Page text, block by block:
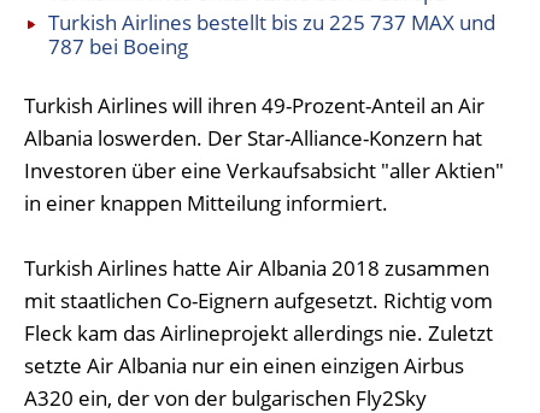
Turkish Airlines bestellt bis zu 225 737 MAX und
787 bei Boeing
Turkish Airlines will ihren 49-Prozent-Anteil an Air
Albania loswerden. Der Star-Alliance-Konzern hat
Investoren über eine Verkaufsabsicht "aller Aktien"
in einer knappen Mitteilung informiert.
Turkish Airlines hatte Air Albania 2018 zusammen
mit staatlichen Co-Eignern aufgesetzt. Richtig vom
Fleck kam das Airlineprojekt allerdings nie. Zuletzt
setzte Air Albania nur ein einen einzigen Airbus
A320 ein, der von der bulgarischen Fly2Sky